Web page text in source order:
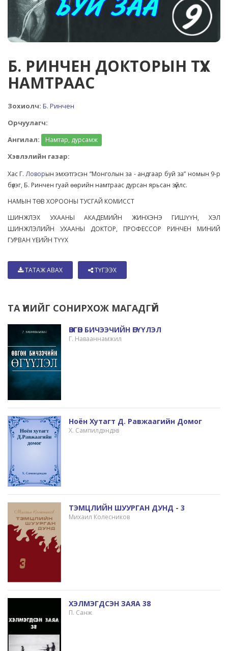
Б. РИНЧЕН ДОКТОРЫН ТҮҮХ
НАМТРААС
Зохиолч: Б. Ринчен
Орчуулагч:
Ангилал:
Намтар, дурсамж
Хэвлэлийн газар:
Хас Г.Ловорын эмхэтгэсэн “Монголын за - андгаар буй за” номын 9-р
бүлэг, Б. Ринчен гуай өөрийн намтраас дурсан ярьсан зүйлс.
НАМЫН ТӨВ ХОРООНЫ ТУСГАЙ КОМИССТ
ШИНЖЛЭХ УХААНЫ АКАДЕМИЙН ЖИНХЭНЭ ГИШҮҮН, ХЭЛ
ШИНЖЛЭЛИЙН УХААНЫ ДОКТОР, ПРОФЕССОР РИНЧЕН МИНИЙ
ГУРВАН ҮЕИЙН ТҮҮХ
ТАТАЖ АВАХ ТҮГЭЭХ
ТА ҮҮНИЙГ СОНИРХОЖ МАГАДГҮЙ
ӨВГӨН БИЧЭЭЧИЙН ӨГҮҮЛЭЛ
Г. Навааннамжил
Ноён Хутагт Д. Равжаагийн Домог
Х. Сампилдэндэв
ТЭМЦЛИЙН ШУУРГАН ДУНД - 3
Михаил Колесников
ХЭЛМЭГДСЭН ЗАЯА 38
П. Санж